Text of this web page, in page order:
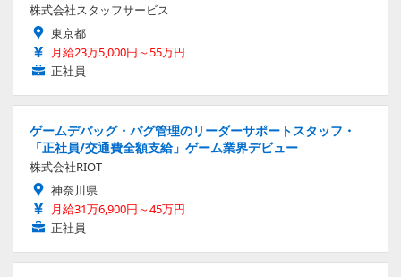
株式会社スタッフサービス
東京都
月給23万5,000円～55万円
正社員
ゲームデバッグ・バグ管理のリーダーサポートスタッフ・
「正社員/交通費全額支給」ゲーム業界デビュー
株式会社RIOT
神奈川県
月給31万6,900円～45万円
正社員